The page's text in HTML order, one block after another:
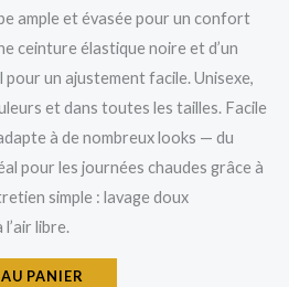
ample et évasée pour un confort
ceinture élastique noire et d’un
un ajustement facile. Unisexe,
et dans toutes les tailles. Facile
à de nombreux looks — du
pour les journées chaudes grâce à
simple : lavage doux
libre.
PANIER